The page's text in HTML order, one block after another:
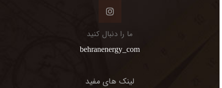
ما را دنبال کنید
behranenergy_com
لینک های مفید